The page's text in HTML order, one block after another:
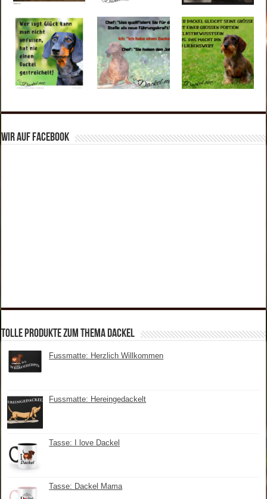
Wir auf Facebook
tolle Produkte zum Thema Dackel
Fussmatte: Herzlich Willkommen
Fussmatte: Hereingedackelt
Tasse: I love Dackel
Tasse: Dackel Mama